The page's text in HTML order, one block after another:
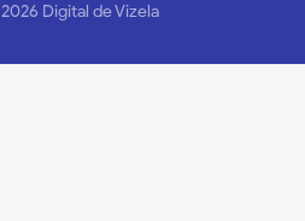
2026 Digital de Vizela